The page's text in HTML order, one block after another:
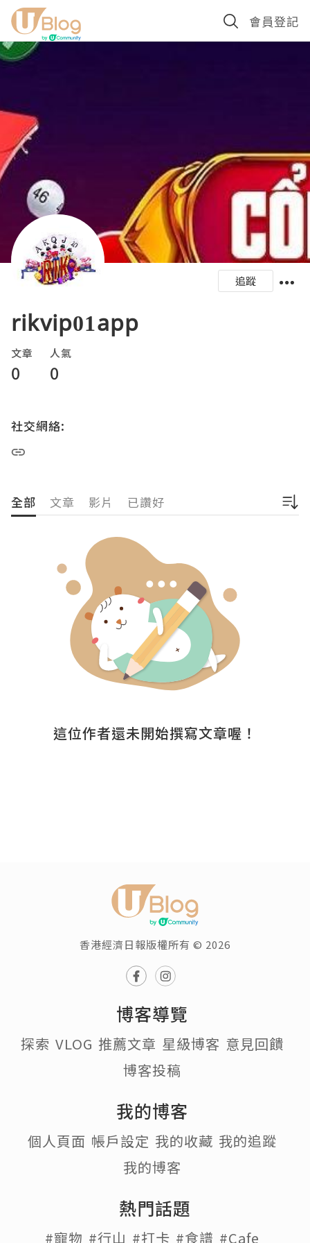
會員登記
追蹤
rikvip01app
文章
0
人氣
0
社交網絡:
全部 文章 影片 已讚好
這位作者還未開始撰寫文章喔！
香港經濟日報版權所有 © 2026
博客導覽
探索 VLOG 推薦文章 星級博客 意見回饋
博客投稿
我的博客
個人頁面 帳戶設定 我的收藏 我的追蹤
我的博客
熱門話題
#寵物 #行山 #打卡 #食譜 #Cafe